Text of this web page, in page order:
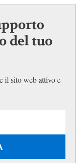
del tuo
il sito web attivo e